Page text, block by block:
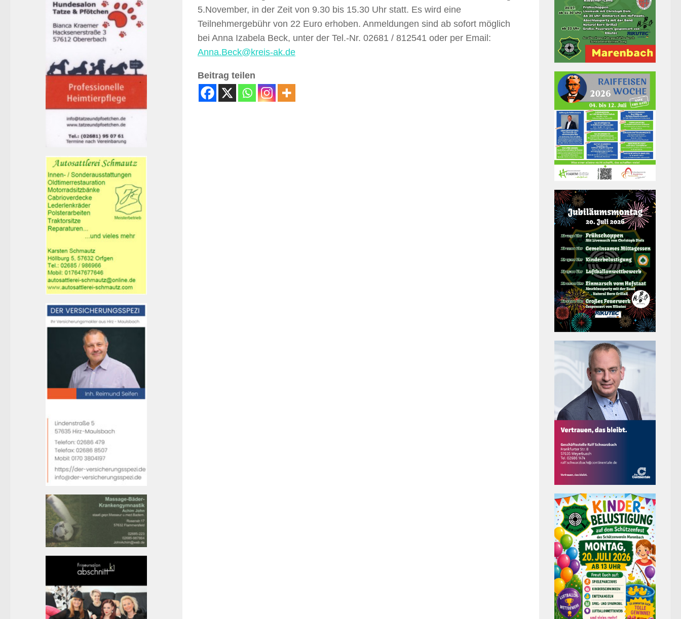
5.November, in der Zeit von 9.30 bis 15.30 Uhr statt. Es wird eine
Teilnehmergebühr von 22 Euro erhoben. Anmeldungen sind ab sofort möglich
bei Anna Izabela Beck, unter der Tel.-Nr. 02681 / 812541 oder per Email:
Anna.Beck@kreis-ak.de
Beitrag teilen